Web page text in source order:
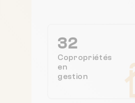
32
Copropriétés
en
gestion